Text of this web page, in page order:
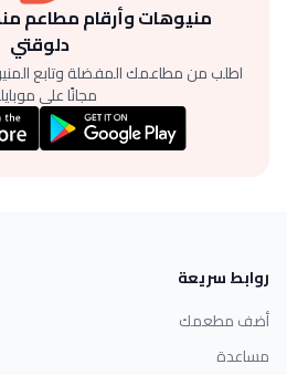
منيوهات وأرقام مطاعم
دلوقتي
اطلب من مطاعمك المفضلة وتابع
مجانًا على
روابط سريعة
أضف مطعمك
مساعدة